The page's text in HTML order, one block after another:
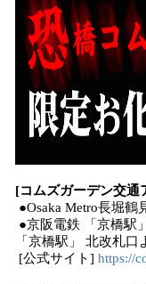
[コムズガーデン交通
●Osaka Metro長堀
●京阪電鉄 「京橋駅
「京橋駅」 北改札口
[公式サイト] https://